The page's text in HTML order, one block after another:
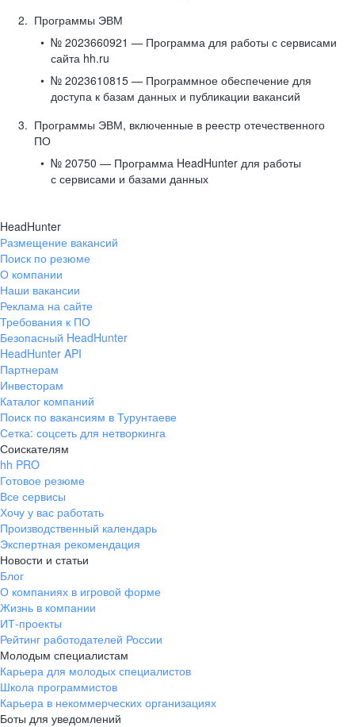
Программы ЭВМ
№ 2023660921 — Программа для работы с сервисами
сайта hh.ru
№ 2023610815 — Программное обеспечение для
доступа к базам данных и публикации вакансий
Программы ЭВМ, включенные в реестр отечественного
ПО
№ 20750 — Программа HeadHunter для работы
с сервисами и базами данных
HeadHunter
Размещение вакансий
Поиск по резюме
О компании
Наши вакансии
Реклама на сайте
Требования к ПО
Безопасный HeadHunter
HeadHunter API
Партнерам
Инвесторам
Каталог компаний
Поиск по вакансиям в Турунтаеве
Сетка: соцсеть для нетворкинга
Соискателям
hh PRO
Готовое резюме
Все сервисы
Хочу у вас работать
Производственный календарь
Экспертная рекомендация
Новости и статьи
Блог
О компаниях в игровой форме
Жизнь в компании
ИТ-проекты
Рейтинг работодателей России
Молодым специалистам
Карьера для молодых специалистов
Школа программистов
Карьера в некоммерческих организациях
Боты для уведомлений